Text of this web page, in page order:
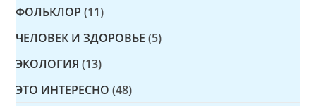
ФОЛЬКЛОР (11)
ЧЕЛОВЕК И ЗДОРОВЬЕ (5)
ЭКОЛОГИЯ (13)
ЭТО ИНТЕРЕСНО (48)